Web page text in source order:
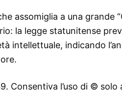
assomiglia a una grande
la legge statunitense
intellettuale, indicando
Consentiva l’uso di ©